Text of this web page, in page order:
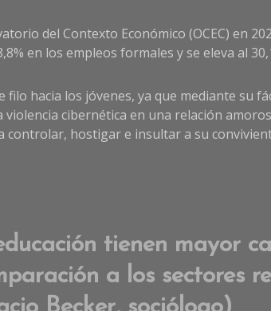
del Contexto Económico (OCEC) en
en los empleos formales y se eleva al
hacia los jóvenes, ya que mediante su
cibernética en una relación
hostigar e insultar a su
tienen mayor
a los sectores